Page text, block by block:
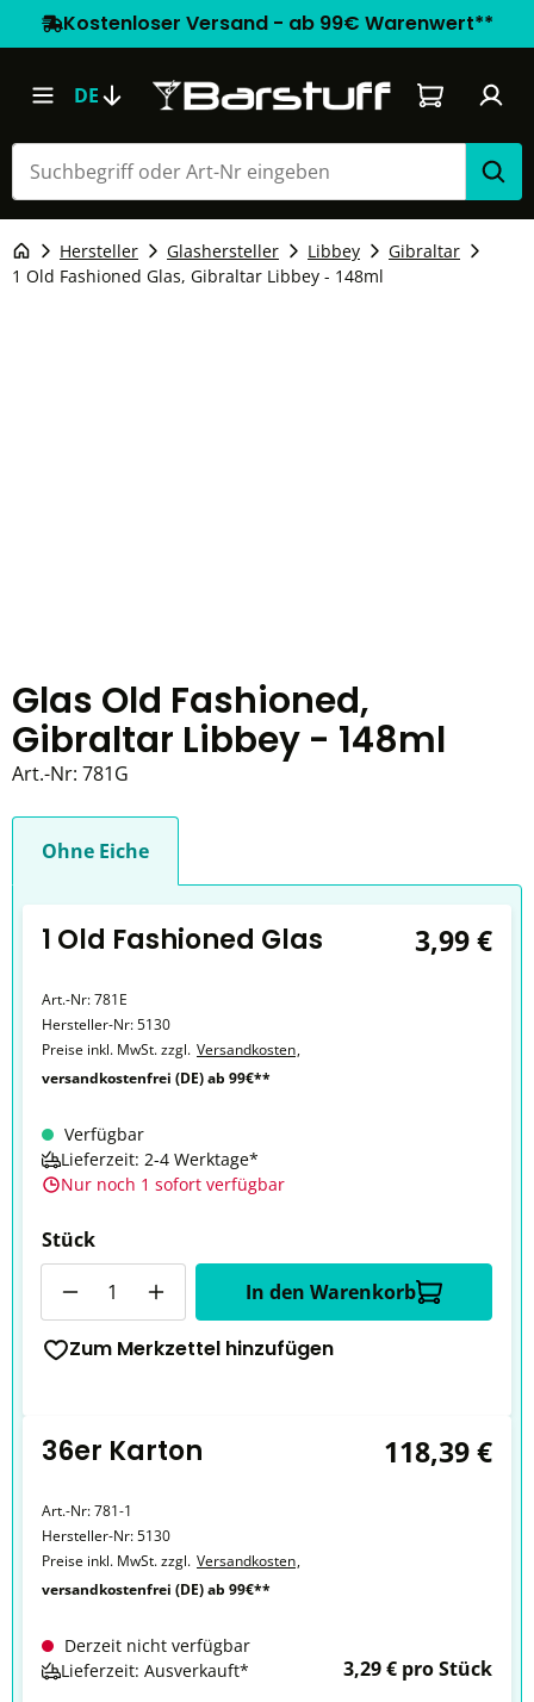
Kostenloser Versand - ab 99€ Warenwert**
DE Warenkorb
Hersteller Glashersteller Libbey
Gibraltar
1 Old Fashioned Glas, Gibraltar Libbey - 148ml
Glas Old Fashioned,
Gibraltar Libbey - 148ml
Art.-Nr: 781G
Ohne Eiche
1 Old Fashioned Glas 3,99 €
Art.-Nr:781E
Hersteller-Nr:5130
Preise inkl. MwSt. zzgl. Versandkosten,
versandkostenfrei (DE) ab 99€**
Verfügbar
Lieferzeit: 2-4 Werktage*
Nur noch 1 sofort verfügbar
Stück
In den Warenkorb
Zum Merkzettel hinzufügen
36er Karton 118,39 €
Art.-Nr:781-1
Hersteller-Nr:5130
Preise inkl. MwSt. zzgl. Versandkosten,
versandkostenfrei (DE) ab 99€**
Derzeit nicht verfügbar
Lieferzeit: Ausverkauft*
3,29 € pro Stück